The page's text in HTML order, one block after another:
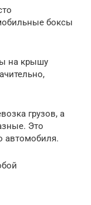
боксы
на крышу
грузов, а
Это
автомобиля.